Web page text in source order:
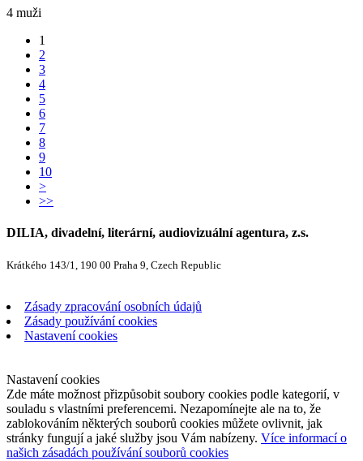
4 muži
1
2
3
4
5
6
7
8
9
10
>
>>
DILIA, divadelní, literární, audiovizuální agentura, z.s.
Krátkého 143/1, 190 00 Praha 9, Czech Republic
Zásady zpracování osobních údajů
Zásady používání cookies
Nastavení cookies
Nastavení cookies
Zde máte možnost přizpůsobit soubory cookies podle kategorií, v
souladu s vlastními preferencemi. Nezapomínejte ale na to, že
zablokováním některých souborů cookies můžete ovlivnit, jak
stránky fungují a jaké služby jsou Vám nabízeny. Více informací o
našich zásadách používání souborů cookies